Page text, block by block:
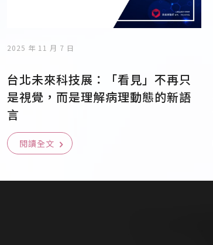
2025 年 11 月 7 日
台北未來科技展：「看見」不再只
是視覺，而是理解病理動態的新語
言
閱讀全文